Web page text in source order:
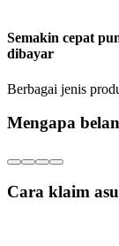
Semakin cepat
dibayar
Berbagai jenis
Mengapa
Cara klaim